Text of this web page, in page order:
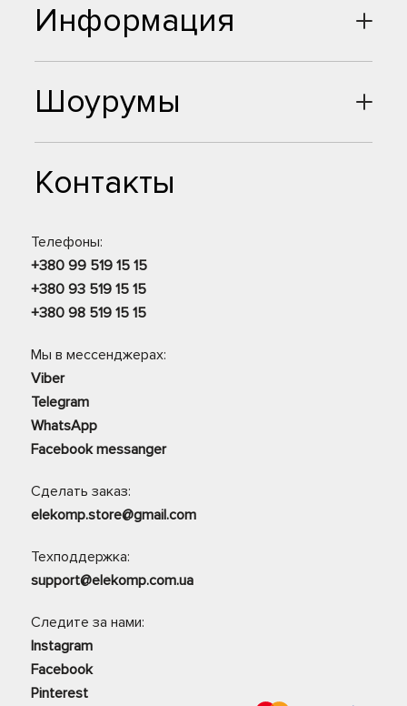
Шоурумы
Контакты
Телефоны:
+380 99 519 15 15
+380 93 519 15 15
+380 98 519 15 15
Мы в мессенджерах:
Viber
Telegram
WhatsApp
Facebook messanger
Сделать заказ:
elekomp.store@gmail.com
Техподдержка:
support@elekomp.com.ua
Следите за нами:
Instagram
Facebook
Pinterest
Информация